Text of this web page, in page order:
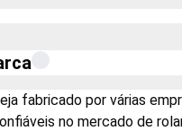
fabricado por várias
no mercado de